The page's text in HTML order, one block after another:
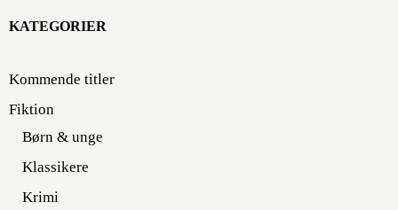
KATEGORIER
Kommende titler
Fiktion
Børn & unge
Klassikere
Krimi